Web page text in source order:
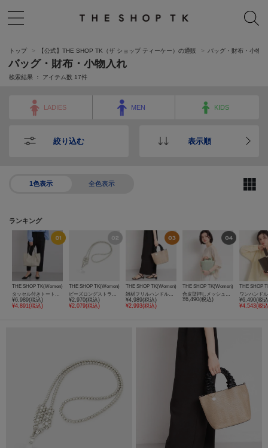
トップ 【公式】THE SHOP TK（ザ ショップ ティーケー）の通販 バッグ・財布・小物
バッグ・財布・小物入れ
検索結果 ： アイテム数 17件
LADIES MEN KIDS
絞り込む 表示順
1色表示 全色表示
ランキング
THE SHOP TK(Women)
¥6,989(税込)
¥4,891(税込)
THE SHOP TK(Women)
¥2,970(税込)
¥2,079(税込)
THE SHOP TK(Women)
¥4,989(税込)
¥2,993(税込)
THE SHOP TK(Women)
¥6,490(税込)
THE SHOP
ワンハンド
¥6,490(税
¥4,543(税